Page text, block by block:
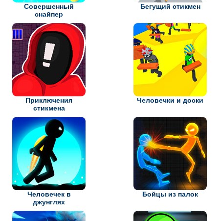
Совершенный
снайпер
Бегущий стикмен
Приключения
стикмена
Человечки и доски
Человечек в
джунглях
Бойцы из палок